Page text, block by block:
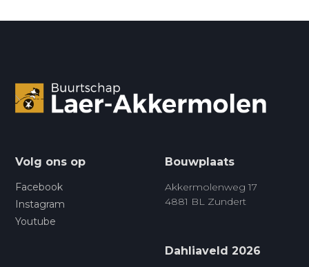
Volg ons op
Facebook
Instagram
Youtube
Bouwplaats
Akkermolenweg 17
4881 BL Zundert
Dahliaveld 2026